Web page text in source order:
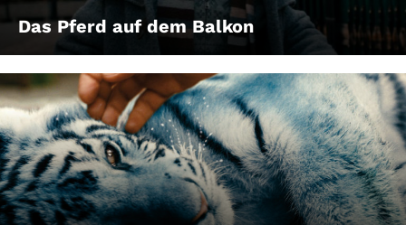
Das Pferd auf dem Balkon